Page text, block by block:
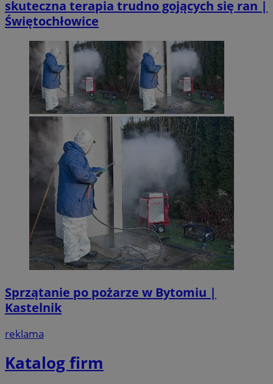
skuteczna terapia trudno gojących się ran |
Świętochłowice
Sprzątanie po pożarze w Bytomiu |
Kastelnik
reklama
Katalog firm